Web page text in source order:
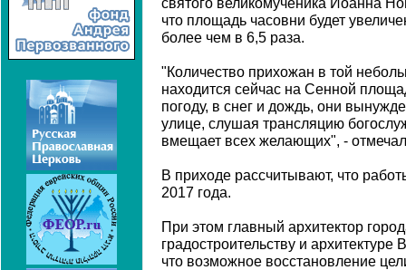
святого великомученика Иоанна
что площадь часовни будет
более чем в 6,5 раза.
"Количество прихожан в той
находится сейчас на Сенной
погоду, в снег и дождь, они
улице, слушая трансляцию
вмещает всех желающих", -
В приходе рассчитывают, что
2017 года.
При этом главный архитектор
градостроительству и
что возможное восстановление